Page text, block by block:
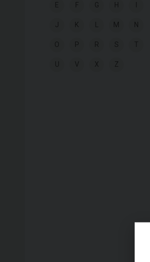
E F G H
J K M N
O P R S T
V X Z